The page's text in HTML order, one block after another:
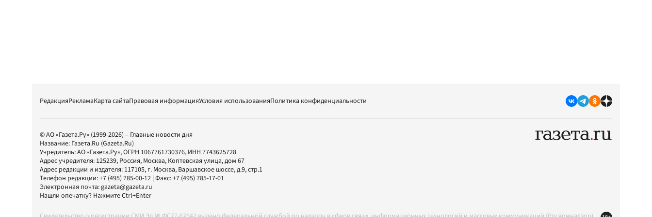
РедакцияРекламаКарта сайтаПравовая информацияУсловия использованияПолитика конфиденциальности
© АО «Газета.Ру» (1999-2026) – Главные новости дня
Название: Газета.Ru (Gazeta.Ru)
Учредитель:АО «Газета.Ру», ОГРН 1067761730376, ИНН 7743625728
Адрес учредителя: 125239, Россия, Москва, Коптевская улица, дом 67
Адрес редакции и издателя: 117105, г. Москва, Варшавское шоссе, д.9, стр.1
Телефон редакции:+7 (495) 785-00-12 | Факс:+7 (495) 785-17-01
Электронная почта:gazeta@gazeta.ru
Нашли опечатку? Нажмите Ctrl+Enter